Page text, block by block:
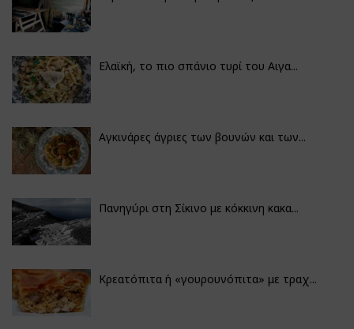
Ελαϊκή, το πιο σπάνιο τυρί του Αιγα...
Αγκινάρες άγριες των βουνών και των...
Πανηγύρι στη Σίκινο με κόκκινη κακα...
Κρεατόπιτα ή «γουρουνόπιτα» με τραχ...